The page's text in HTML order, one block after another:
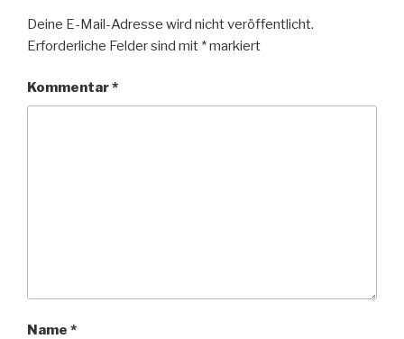
Deine E-Mail-Adresse wird nicht veröffentlicht.
Erforderliche Felder sind mit *markiert
Kommentar*
Name *